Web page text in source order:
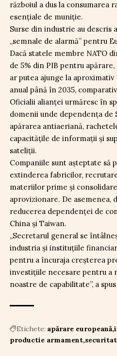
războiul a dus la consumarea
esențiale de muniție.
Surse din industrie au descris
„semnale de alarmă” pentru
Dacă statele membre NATO
de 5% din PIB pentru
ar putea ajunge la
anual până în 2035,
Oficialii alianței urmăresc în
domenii unde dependența de
apărarea antiaeriană,
capacitățile de informații și
sateliții.
Companiile sunt așteptate să
extinderea fabricilor,
materiilor prime și
aprovizionare. De asemenea,
reducerea dependenței de
China și Taiwan.
„Secretarul general se
industria și instituțiile
pentru a încuraja creșterea
investițiile necesare pentru a
noastre de capabilitate”, a
Etichete: apărare europeană
productie armament